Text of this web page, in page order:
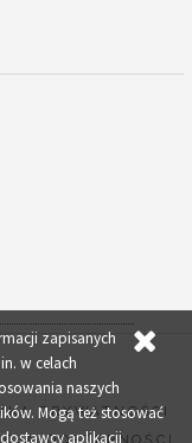
PRYWATNOŚCI
DOSTĘPNOŚCI
zapisanych
w celach
naszych
Mogą też stosować
aplikacji